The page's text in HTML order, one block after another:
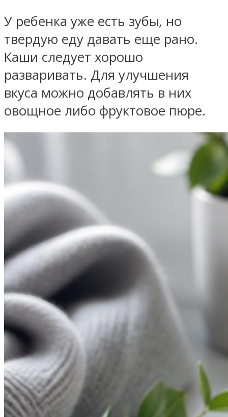
У ребенка уже есть зубы, но
твердую еду давать еще рано.
Каши следует хорошо
разваривать. Для улучшения
вкуса можно добавлять в них
овощное либо фруктовое пюре.